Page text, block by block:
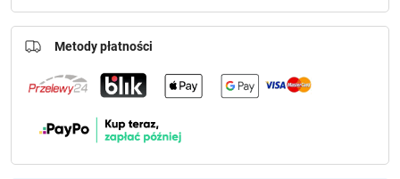
Metody płatności